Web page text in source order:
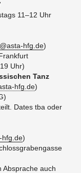
11–12 Uhr
hfg.de)
Uhr)
Tanz
hfg.de)
Dates tba oder
hfg.de)
Absprache auch